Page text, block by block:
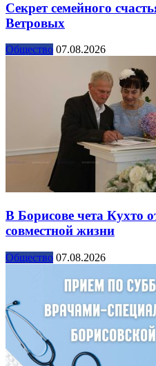
Секрет семейного
Ветровых
Общество 07.08.2026
В Борисове чета Кухто
совместной жизни
Общество 07.08.2026